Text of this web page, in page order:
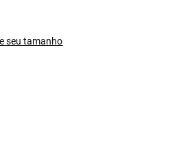
seu tamanho